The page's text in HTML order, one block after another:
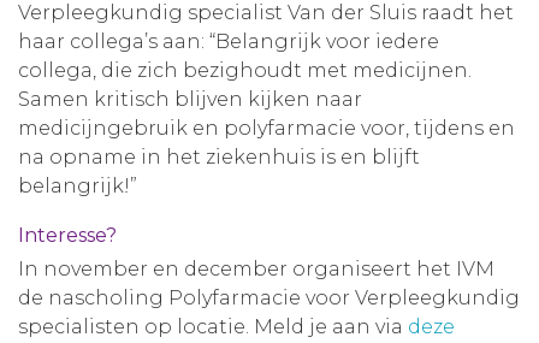
Verpleegkundig specialist Van der Sluis raadt het
haar collega’s aan: “Belangrijk voor iedere
collega, die zich bezighoudt met medicijnen.
Samen kritisch blijven kijken naar
medicijngebruik en polyfarmacie voor, tijdens en
na opname in het ziekenhuis is en blijft
belangrijk!”
Interesse?
In november en december organiseert het IVM
de nascholing Polyfarmacie voor Verpleegkundig
specialisten op locatie. Meld je aan via deze